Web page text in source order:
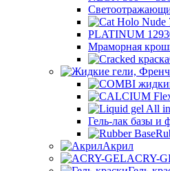
PLATINUM
Мраморная
Гель-лак базы и
Акрил
ACRY-